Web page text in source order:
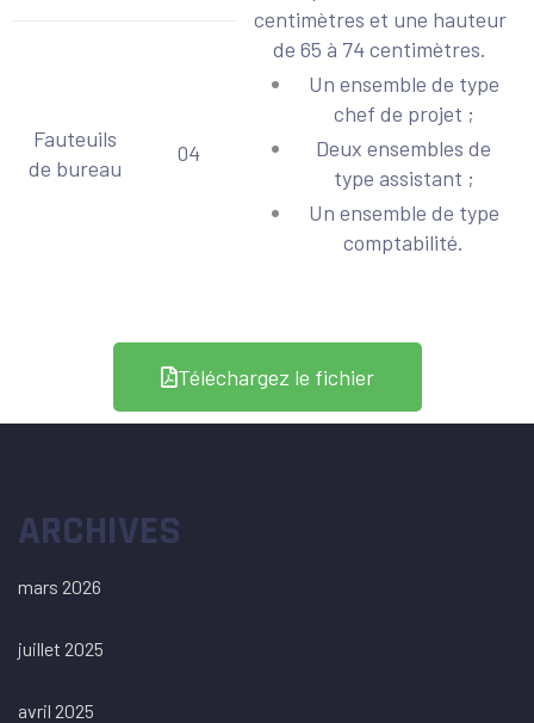
centimètres et une hauteur
de 65 à 74 centimètres.
Un ensemble de type
chef de projet ;
Deux ensembles de
type assistant ;
Un ensemble de type
comptabilité.
Fauteuils
de bureau
04
Téléchargez le fichier
ARCHIVES
mars 2026
juillet 2025
avril 2025